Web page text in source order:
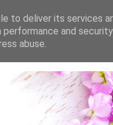
to deliver its services
performance and
abuse.